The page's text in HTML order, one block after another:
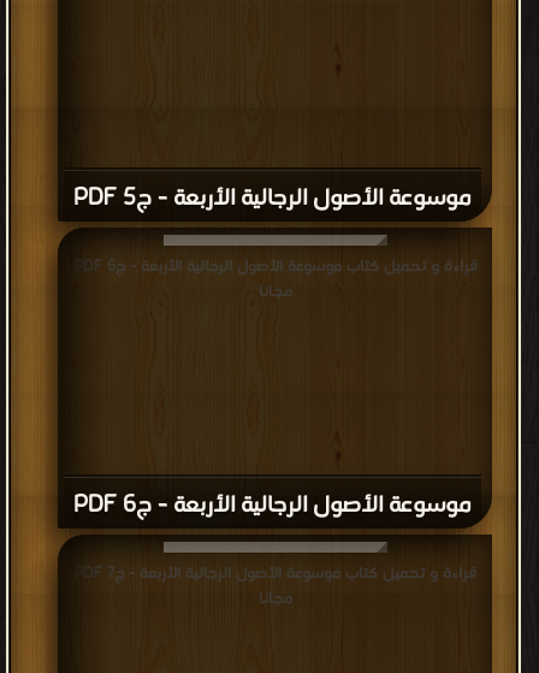
موسوعة الأصول الرجالية الأربعة - ج5 PDF
موسوعة الأصول الرجالية الأربعة - ج6 PDF
قراءة و تحميل كتاب موسوعة الأصول الرجالية الأربعة - ج6 PDF
مجانا
قراءة و تحميل كتاب موسوعة الأصول الرجالية الأربعة - ج7 PDF
مجانا